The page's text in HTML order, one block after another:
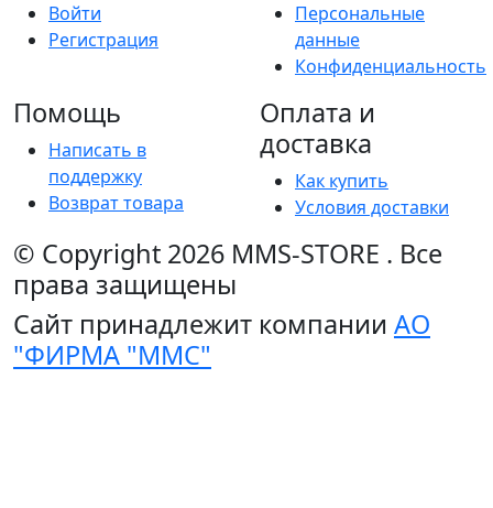
Войти
Регистрация
Персональные
данные
Конфиденциальность
Помощь
Написать в
поддержку
Возврат товара
Оплата и
доставка
Как купить
Условия доставки
© Copyright 2026 MMS-STORE . Все
права защищены
Сайт принадлежит компании АО
"ФИРМА "ММС"